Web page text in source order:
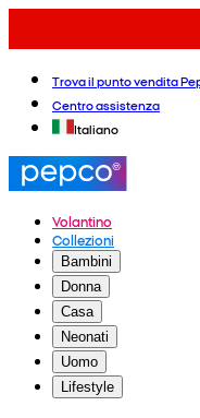
Trova il punto vendita
Centro assistenza
Italiano
Volantino
Collezioni
Bambini
Donna
Casa
Neonati
Uomo
Lifestyle